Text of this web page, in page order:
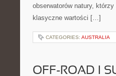
obserwatorów natury,
klasyczne wartości […]
CATEGORIES: AUSTRALIA
OFF-ROAD I